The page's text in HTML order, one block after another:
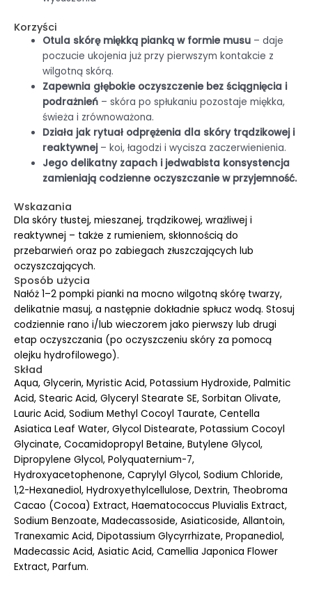
Korzyści
Otula skórę miękką pianką w formie musu – daje
poczucie ukojenia już przy pierwszym kontakcie z
wilgotną skórą.
Zapewnia głębokie oczyszczenie bez ściągnięcia i
podrażnień – skóra po spłukaniu pozostaje miękka,
świeża i zrównoważona.
Działa jak rytuał odprężenia dla skóry trądzikowej i
reaktywnej – koi, łagodzi i wycisza zaczerwienienia.
Jego delikatny zapach i jedwabista konsystencja
zamieniają codzienne oczyszczanie w przyjemność.
Wskazania
Dla skóry tłustej, mieszanej, trądzikowej, wrażliwej i
reaktywnej – także z rumieniem, skłonnością do
przebarwień oraz po zabiegach złuszczających lub
oczyszczających.
Sposób użycia
Nałóż 1–2 pompki pianki na mocno wilgotną skórę twarzy,
delikatnie masuj, a następnie dokładnie spłucz wodą. Stosuj
codziennie rano i/lub wieczorem jako pierwszy lub drugi
etap oczyszczania (po oczyszczeniu skóry za pomocą
olejku hydrofilowego).
Skład
Aqua, Glycerin, Myristic Acid, Potassium Hydroxide, Palmitic
Acid, Stearic Acid, Glyceryl Stearate SE, Sorbitan Olivate,
Lauric Acid, Sodium Methyl Cocoyl Taurate, Centella
Asiatica Leaf Water, Glycol Distearate, Potassium Cocoyl
Glycinate, Cocamidopropyl Betaine, Butylene Glycol,
Dipropylene Glycol, Polyquaternium-7,
Hydroxyacetophenone, Caprylyl Glycol, Sodium Chloride,
1,2-Hexanediol, Hydroxyethylcellulose, Dextrin, Theobroma
Cacao (Cocoa) Extract, Haematococcus Pluvialis Extract,
Sodium Benzoate, Madecassoside, Asiaticoside, Allantoin,
Tranexamic Acid, Dipotassium Glycyrrhizate, Propanediol,
Madecassic Acid, Asiatic Acid, Camellia Japonica Flower
Extract, Parfum.